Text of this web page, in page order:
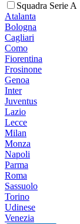
Squadra Serie A
Atalanta
Bologna
Cagliari
Como
Fiorentina
Frosinone
Genoa
Inter
Juventus
Lazio
Lecce
Milan
Monza
Napoli
Parma
Roma
Sassuolo
Torino
Udinese
Venezia